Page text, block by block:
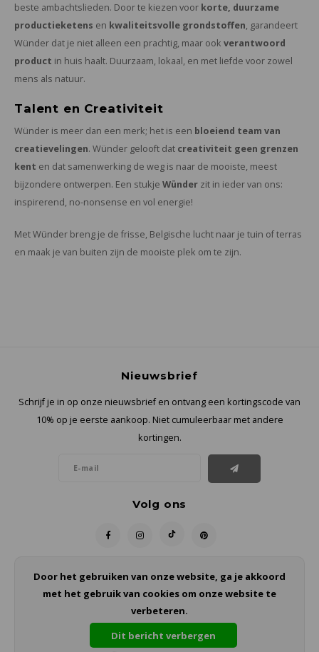
beste ambachtslieden. Door te kiezen voor korte, duurzame
productieketens en kwaliteitsvolle grondstoffen, garandeert
Wünder dat je niet alleen een prachtig, maar ook verantwoord
product in huis haalt. Duurzaam, lokaal, en met liefde voor zowel
mens als natuur.
Talent en Creativiteit
Wünder is meer dan een merk; het is een bloeiend team van
creatievelingen. Wünder gelooft dat creativiteit geen grenzen
kent en dat samenwerking de weg is naar de mooiste, meest
bijzondere ontwerpen. Een stukje Wünder zit in ieder van ons:
inspirerend, no-nonsense en vol energie!
Met Wünder breng je de frisse, Belgische lucht naar je tuin of terras
en maak je van buiten zijn de mooiste plek om te zijn.
Contact
Nieuwsbrief
Schrijf je in op onze nieuwsbrief en ontvang een kortingscode van
10% op je eerste aankoop. Niet cumuleerbaar met andere
kortingen.
Volg ons
Door het gebruiken van onze website, ga je akkoord
met het gebruik van cookies om onze website te
verbeteren.
Dit bericht verbergen